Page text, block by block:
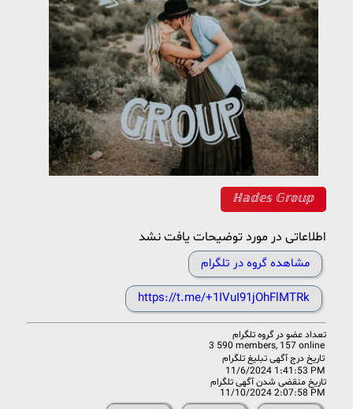
ℍ𝕒𝕕𝕖𝕤 𝔾𝕣𝕠𝕦𝕡
اطلاعاتی در مورد توضیحات یافت نشد
مشاهده گروه در تلگرام
https://t.me/+1IVuI91jOhFlMTRk
تعداد عضو در گروه تلگرام
3 590 members, 157 online
تاریخ درج آگهی تبلیغ تلگرام
11/6/2024 1:41:53 PM
تاریخ منقضی شدن آگهی تلگرام
11/10/2024 2:07:58 PM